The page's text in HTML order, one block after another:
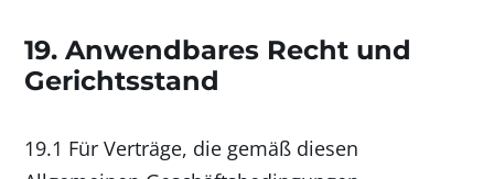
19. Anwendbares Recht und
Gerichtsstand
19.1 Für Verträge, die gemäß diesen